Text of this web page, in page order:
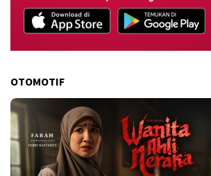
OTOMOTIF